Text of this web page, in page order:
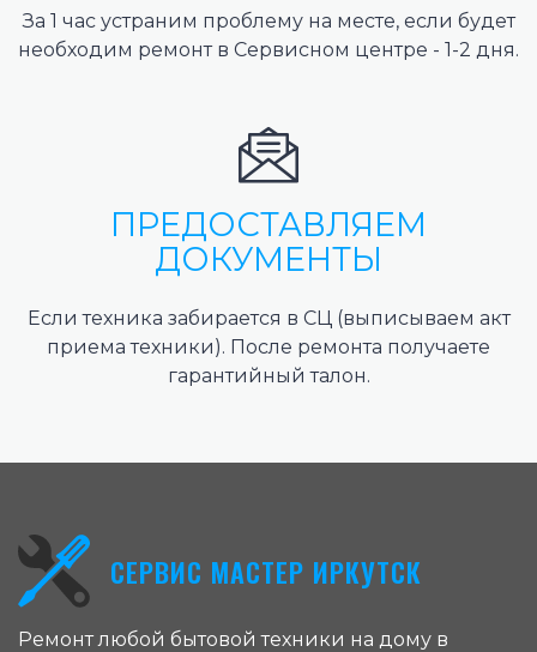
За 1 час устраним проблему на месте, если будет
необходим ремонт в Сервисном центре - 1-2 дня.
ПРЕДОСТАВЛЯЕМ
ДОКУМЕНТЫ
Если техника забирается в СЦ (выписываем акт
приема техники). После ремонта получаете
гарантийный талон.
СЕРВИС МАСТЕР ИРКУТСК
Ремонт любой бытовой техники на дому в